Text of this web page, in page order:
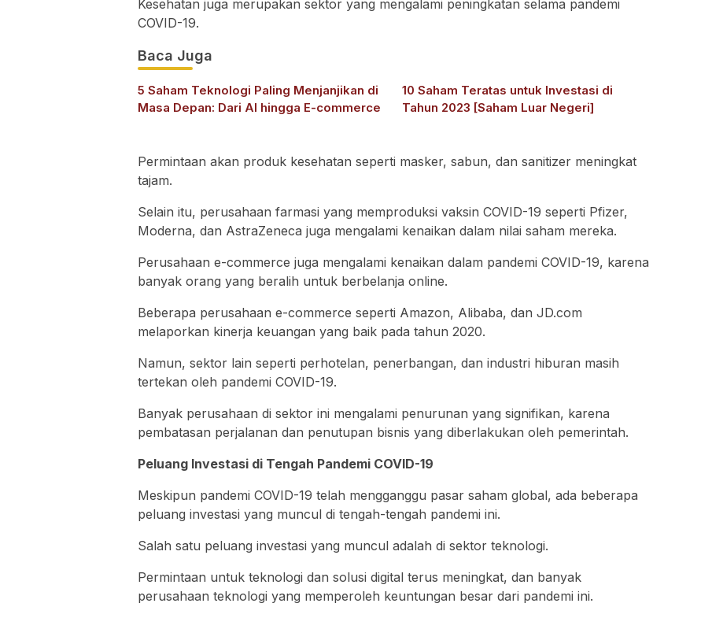
Kesehatan juga merupakan sektor yang mengalami peningkatan selama pandemi
COVID-19.
Baca Juga
5 Saham Teknologi Paling Menjanjikan di
Masa Depan: Dari AI hingga E-commerce
10 Saham Teratas untuk Investasi di
Tahun 2023 [Saham Luar Negeri]
Permintaan akan produk kesehatan seperti masker, sabun, dan sanitizer meningkat
tajam.
Selain itu, perusahaan farmasi yang memproduksi vaksin COVID-19 seperti Pfizer,
Moderna, dan AstraZeneca juga mengalami kenaikan dalam nilai saham mereka.
Perusahaan e-commerce juga mengalami kenaikan dalam pandemi COVID-19, karena
banyak orang yang beralih untuk berbelanja online.
Beberapa perusahaan e-commerce seperti Amazon, Alibaba, dan JD.com
melaporkan kinerja keuangan yang baik pada tahun 2020.
Namun, sektor lain seperti perhotelan, penerbangan, dan industri hiburan masih
tertekan oleh pandemi COVID-19.
Banyak perusahaan di sektor ini mengalami penurunan yang signifikan, karena
pembatasan perjalanan dan penutupan bisnis yang diberlakukan oleh pemerintah.
Peluang Investasi di Tengah Pandemi COVID-19
Meskipun pandemi COVID-19 telah mengganggu pasar saham global, ada beberapa
peluang investasi yang muncul di tengah-tengah pandemi ini.
Salah satu peluang investasi yang muncul adalah di sektor teknologi.
Permintaan untuk teknologi dan solusi digital terus meningkat, dan banyak
perusahaan teknologi yang memperoleh keuntungan besar dari pandemi ini.